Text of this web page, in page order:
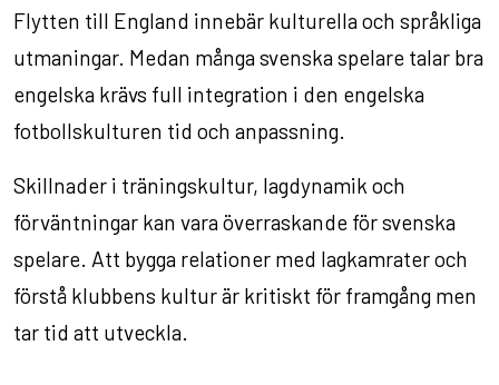
Flytten till England innebär kulturella och språkliga
utmaningar. Medan många svenska spelare talar bra
engelska krävs full integration i den engelska
fotbollskulturen tid och anpassning.
Skillnader i träningskultur, lagdynamik och
förväntningar kan vara överraskande för svenska
spelare. Att bygga relationer med lagkamrater och
förstå klubbens kultur är kritiskt för framgång men
tar tid att utveckla.